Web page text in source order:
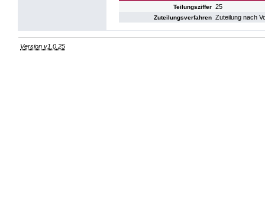
Teilungsziffer 25
Zuteilungsverfahren Zuteilung nach
Version v1.0.25